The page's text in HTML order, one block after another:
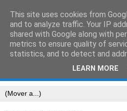
CEIP SARRIÓN
"Mucha gente pequeña, en
cosas pequeñas, puede cambiar
This site uses cookies from
and to analyze traffic. Your IP
shared with Google along with
metrics to ensure quality of
statistics, and to detect and
LEARN MORE